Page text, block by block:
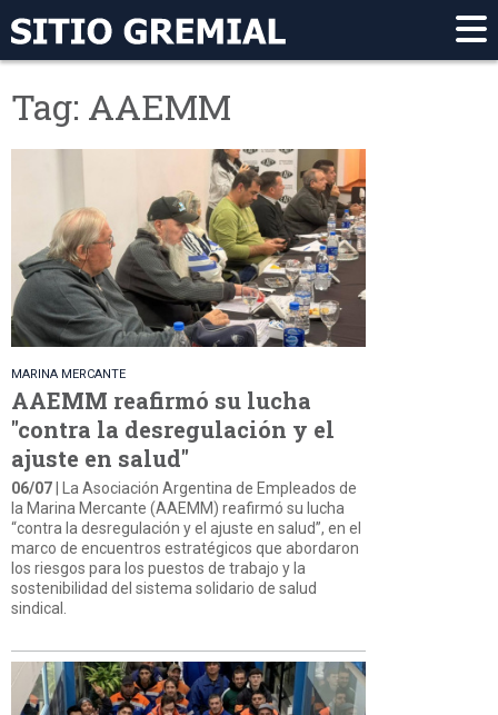
Tag: AAEMM
MARINA MERCANTE
AAEMM reafirmó su lucha
"contra la desregulación y el
ajuste en salud"
06/07 | La Asociación Argentina de Empleados de
la Marina Mercante (AAEMM) reafirmó su lucha
“contra la desregulación y el ajuste en salud”, en el
marco de encuentros estratégicos que abordaron
los riesgos para los puestos de trabajo y la
sostenibilidad del sistema solidario de salud
sindical.